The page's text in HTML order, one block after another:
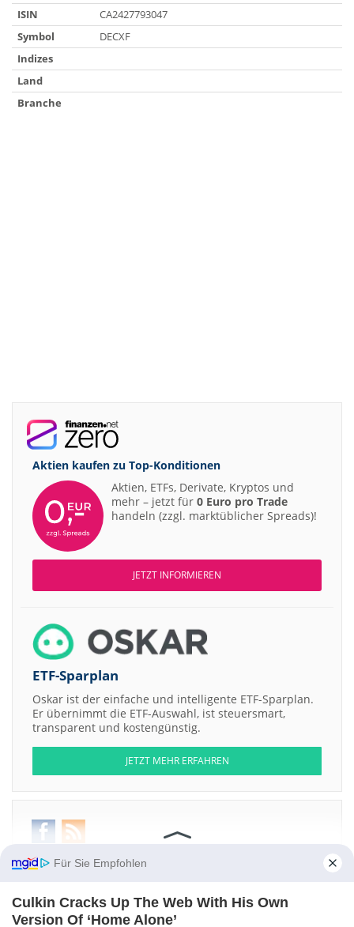
ISIN
CA2427793047
Symbol
DECXF
Indizes
Land
Branche
Aktien kaufen zu Top-Konditionen
Aktien, ETFs, Derivate, Kryptos und
mehr – jetzt für 0 Euro pro Trade
handeln (zzgl. marktüblicher Spreads)!
JETZT INFORMIEREN
ETF-Sparplan
Oskar ist der einfache und intelligente ETF-Sparplan.
Er übernimmt die ETF-Auswahl, ist steuersmart,
transparent und kostengünstig.
JETZT MEHR ERFAHREN
Aktien ATX
Weitere Aktien:
RSE Archive LLC Membership Interests Series - 85GPK 1985 Topps
Für Sie Empfohlen
Culkin Cracks Up The Web With His Own
Version Of ‘Home Alone’